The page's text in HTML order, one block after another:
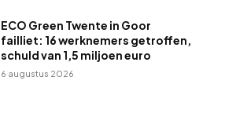
ECO Green Twente in Goor
failliet: 16 werknemers getroffen,
schuld van 1,5 miljoen euro
6 augustus 2026